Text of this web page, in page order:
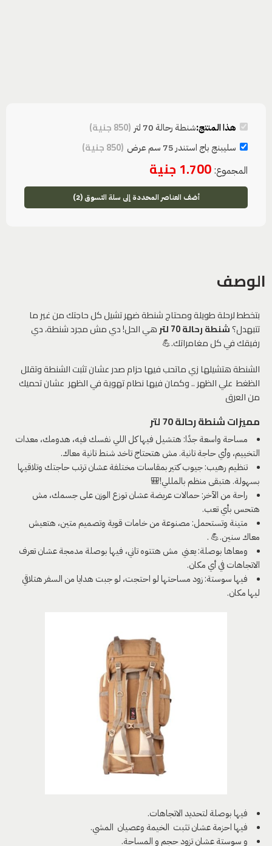
هذا المنتج:شنطة رحالة 70 لتر (
850جنية)
سليبنج باج استندر 75 سم عرض (
850جنية)
المجموع: 1.700 جنية
أضف العناصر المحددة إلى سلة التسوق (2)
الوصف
بتخطط لرحلة طويلة ومحتاج شنطة ضهر تشيل كل حاجتك من غير ما
تتبهدل؟شنطة رحالة 70 لتر
هي الحل! دي مش مجرد شنطة، دي
رفيقك في كل مغامراتك.💪
الشنطة هتشيلها زي ماتحب فيها حزام صدر عشان تثبت الشنطة وتقلل
الظغط علي الظهر .. وكمان فيها نطام تهوية في الظهر عشان تحميك
من العرق
مميزات شنطة رحالة 70 لتر
مساحة واسعة جدًا: هتشيل فيها كل اللي نفسك فيه، هدومك، معدات
التخييم، وأي حاجة تانية. مش هتحتاج تاخد شنط تانية معاك.
تنظيم رهيب: جيوب كتير بمقاسات مختلفة عشان ترتب حاجتك وتلاقيها
بسهولة. هتبقى منظم بالمللي!🎒
راحة من الآخر: حمالات عريضة عشان توزع الوزن على جسمك، مش
هتحس بأي تعب.
متينة وتستحمل: مصنوعة من خامات قوية وتصميم متين، هتعيش
معاك سنين.💪 .
ومعاها بوصلة: يعني مش هتتوه تاني، فيها بوصلة مدمجة عشان تعرف
الاتجاهات في أي مكان.
فيها سوستة: زود مساحتها لو احتجت، لو جبت هدايا من السفر هتلاقي
ليها مكان.
فيها بوصلة لتحديد الاتجاهات.
فيها احزمة عشان تثبت الخيمة وعصيان المشي.
و سوستة عشان تزود حجم و المساحة.